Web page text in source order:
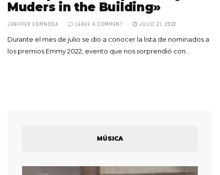
Muders in the Building»
JENIFFER ESPINOSA LEAVE A COMMENT JULIO 21, 2022
Durante el mes de julio se dio a conocer la lista de nominados a
los premios Emmy 2022, evento que nos sorprendió con…
MÚSICA